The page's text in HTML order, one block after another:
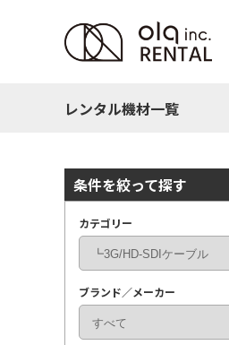
レンタル機材一覧
条件を絞って探す
カテゴリー
ブランド／メーカー